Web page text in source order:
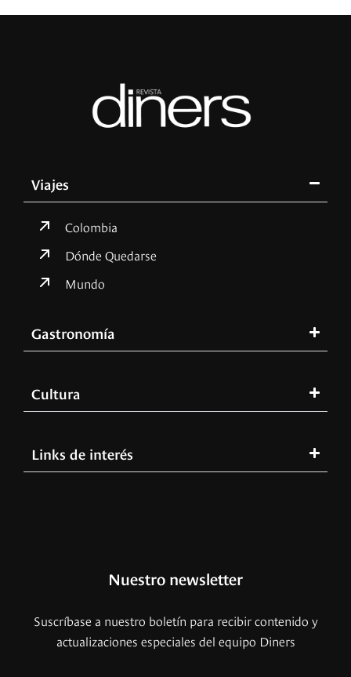
Viajes
Colombia
Dónde Quedarse
Mundo
Gastronomía
Cultura
Links de interés
Nuestro newsletter
Suscríbase a nuestro boletín para recibir contenido y
actualizaciones especiales del equipo Diners